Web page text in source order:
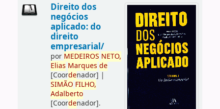
Direito dos
negócios
aplicado: do
direito
empresarial/
por MEDEIROS NETO,
Elias Marques de
[Coordenador] |
SIMÃO FILHO,
Adalberto
[Coordenador].